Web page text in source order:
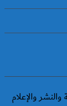
والإعلام